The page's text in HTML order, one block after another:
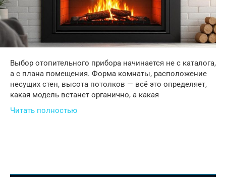
Выбор отопительного прибора начинается не с каталога,
а с плана помещения. Форма комнаты, расположение
несущих стен, высота потолков — всё это определяет,
какая модель встанет органично, а какая
Читать полностью